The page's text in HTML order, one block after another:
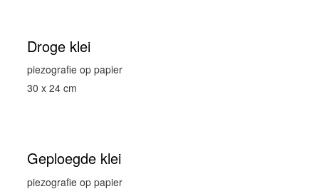
Droge klei
piezografie op papier
30 x 24 cm
Geploegde klei
piezografie op papier